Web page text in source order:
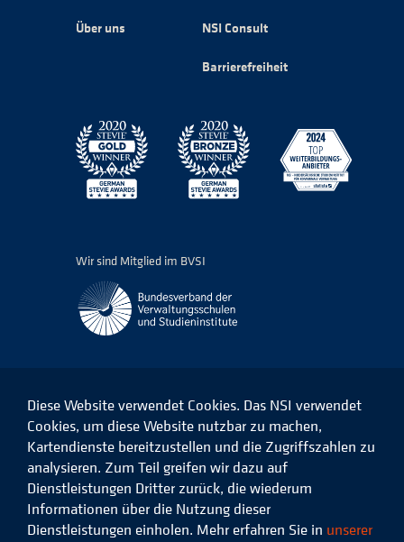
Über uns NSI Consult
Barrierefreiheit
Wir sind Mitglied im BVSI
Das
NSI
Facebook
Das
NSI
auf
LinkedIn
Das
NSI
auf
Instagram
Das
Xing
Datenschutz Impressum
Diese Website verwendet Cookies. Das NSI verwendet
Cookies, um diese Website nutzbar zu machen,
Kartendienste bereitzustellen und die Zugriffszahlen zu
analysieren. Zum Teil greifen wir dazu auf
Dienstleistungen Dritter zurück, die wiederum
Informationen über die Nutzung dieser
Dienstleistungen einholen. Mehr erfahren Sie in unserer